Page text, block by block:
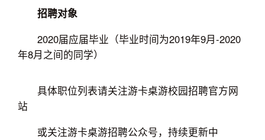
招聘对象
2020届应届毕业（毕业时间为2019年9月-2020
年8月之间的同学）
具体职位列表请关注游卡桌游校园招聘官方网
站
或关注游卡桌游招聘公众号，持续更新中